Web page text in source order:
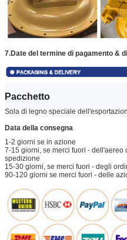
7.Date del termine di pagamento &
Pacchetto
Sola di legno speciale
Data della consegna
1-2 giorni se in azione
7-15 giorni, se merci fuori -
spedizione
15-30 giorni, se merci fuori - degli
90-120 giorni se merci fuori - delle